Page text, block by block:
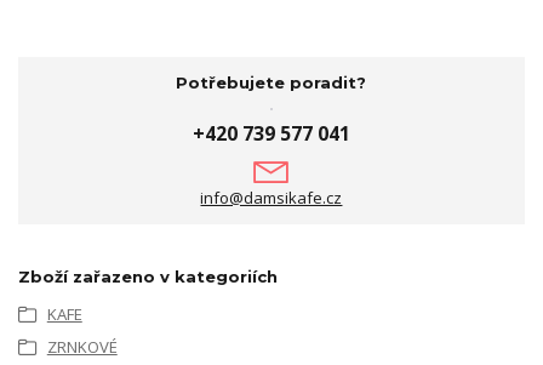
Potřebujete poradit?
+420 739 577 041
info@damsikafe.cz
Zboží zařazeno v kategoriích
KAFE
ZRNKOVÉ